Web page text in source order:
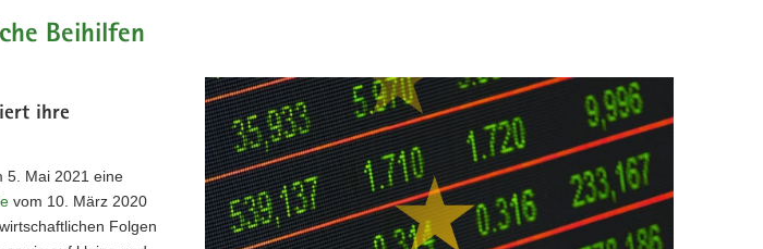
Beihilfen
ihre
5. Mai 2021 eine
vom 10. März 2020
Folgen